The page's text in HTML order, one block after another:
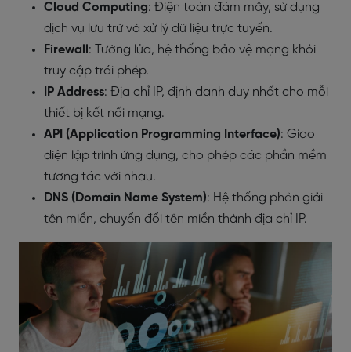
Cloud Computing: Điện toán đám mây, sử dụng
dịch vụ lưu trữ và xử lý dữ liệu trực tuyến.
Firewall : Tường lửa, hệ thống bảo vệ mạng khỏi
truy cập trái phép.
IP Address: Địa chỉ IP, định danh duy nhất cho mỗi
thiết bị kết nối mạng.
API (Application Programming Interface): Giao
diện lập trình ứng dụng, cho phép các phần mềm
tương tác với nhau.
DNS (Domain Name System): Hệ thống phân giải
tên miền, chuyển đổi tên miền thành địa chỉ IP.